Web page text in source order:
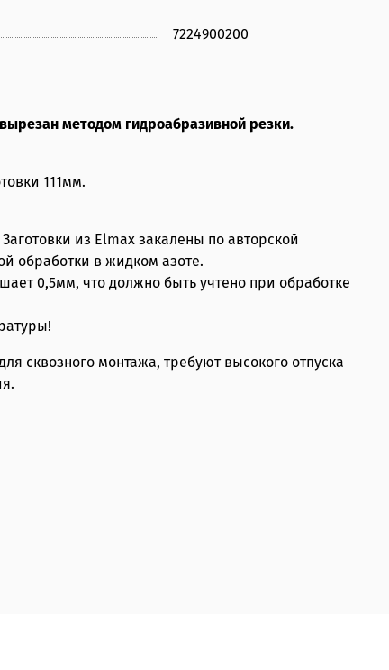
7224900200
методом гидроабразивной резки.
111мм.
из Elmax закалены по авторской
обработки в жидком азоте.
0,5мм, что должно быть учтено при обработке
сквозного монтажа, требуют высокого отпуска